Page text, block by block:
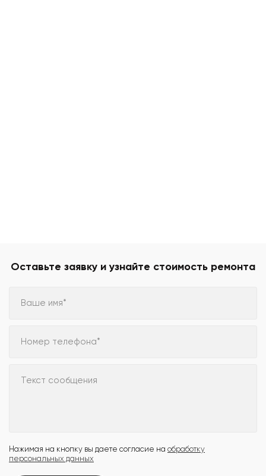
Оставьте заявку и узнайте стоимость ремонта
Ваше имя*
Номер телефона*
Текст сообщения
Нажимая на кнопку вы даете согласие на обработку
персональных данных